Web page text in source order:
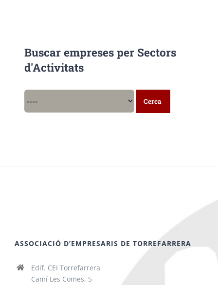
Buscar empreses per Sectors
d'Activitats
ASSOCIACIÓ D’EMPRESARIS DE TORREFARRERA
Edif. CEI Torrefarrera
Camí Les Comes, 5